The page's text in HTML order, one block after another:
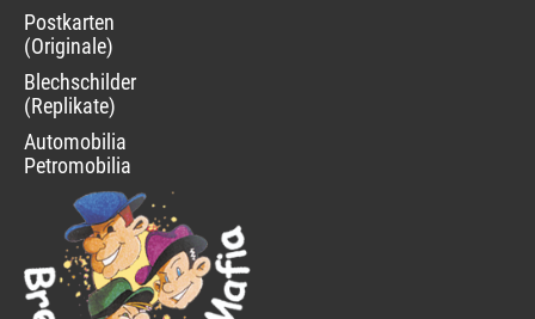
Postkarten
(Originale)
Blechschilder
(Replikate)
Automobilia
Petromobilia